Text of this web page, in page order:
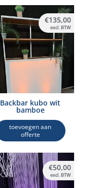
Backbar kubo wit
bamboe
toevoegen aan
offerte
€135,00
excl. BTW
€50,00
excl. BTW